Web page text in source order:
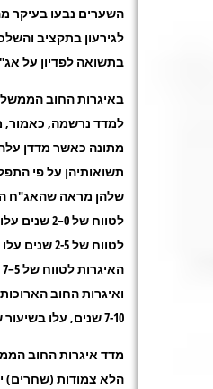
השערים נבעו
לגירעון בתקציב
בתשואה לפדיון על
באיגרות החוב
למדד נרשמה, כאמור,
תשואותיהן על פי
שלהן מראה שהאג"ח
ואיגרות החוב
7-10 שנים, עלו בשיעור של 1.4%.
מדד איגרות החוב